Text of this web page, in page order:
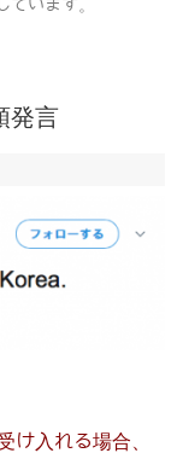
います。
発言
け入れる場合、